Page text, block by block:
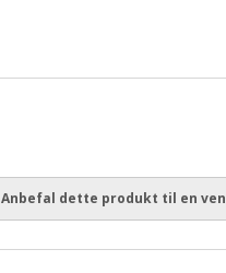
Anbefal dette produkt til en ven